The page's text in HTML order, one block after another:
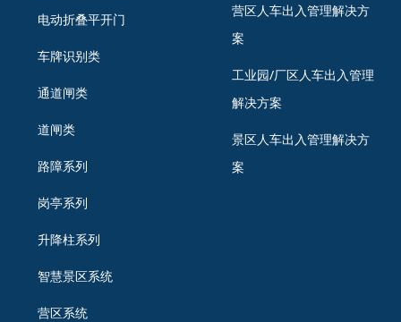
电动折叠平开门
车牌识别类
通道闸类
道闸类
路障系列
岗亭系列
升降柱系列
智慧景区系统
营区系统
营区人车出入管理解决方
案
工业园/厂区人车出入管理
解决方案
景区人车出入管理解决方
案